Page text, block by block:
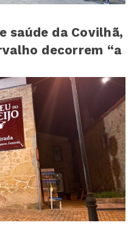
saúde da Covilhã,
decorrem “a